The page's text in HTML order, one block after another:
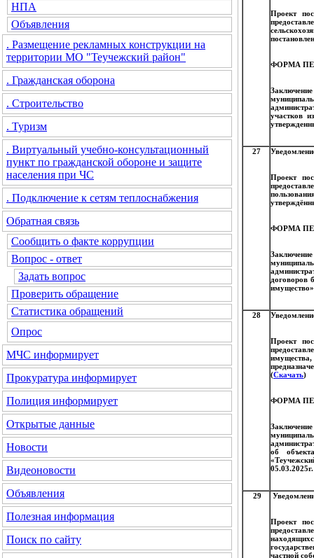
НПА
Объявления
. Размещение рекламных конструкции на
территории МО "Теучежский район"
. Гражданская оборона
. Строительство
. Туризм
. Виртуальный учебно-консультационный
пункт по гражданской обороне и защите
населения при ЧС
. Подключение к сетям теплоснабжения
Обратная связь
Сообщить о факте коррупции
Вопрос - ответ
Задать вопрос
Проверить обращение
Статистика обращений
Опрос
МЧС информирует
Прокуратура информирует
Полиция информирует
Открытые данные
Новости
Видеоновости
Объявления
Полезная информация
Поиск по сайту
Проект
ФОРМА
участков
27
Проект
ФОРМА
договоров
28
Проект
(Скачать)
ФОРМА
об
29
Проект
частной